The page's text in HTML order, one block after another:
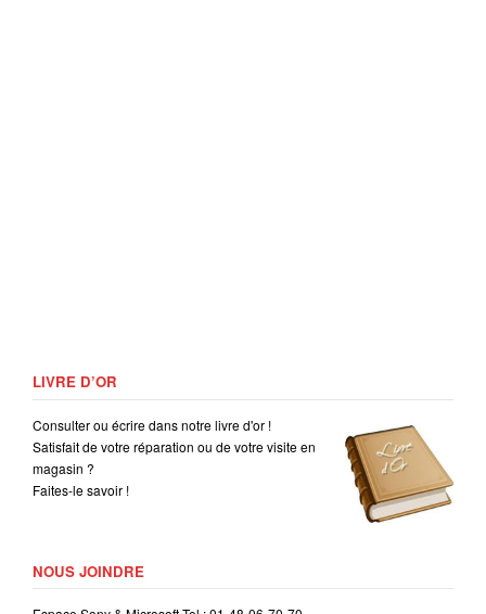
LIVRE D’OR
Consulter ou écrire dans notre livre d'or !
Satisfait de votre réparation ou de votre visite en
magasin ?
Faites-le savoir !
NOUS JOINDRE